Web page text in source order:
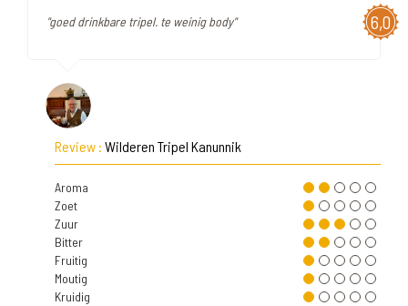
6,0
"goed drinkbare tripel. te weinig body"
Review : Wilderen Tripel Kanunnik
Aroma
Zoet
Zuur
Bitter
Fruitig
Moutig
Kruidig